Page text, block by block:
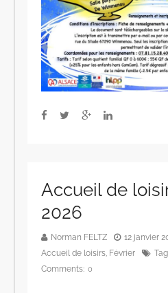
Accueil de
2026
Norman FELTZ 12 janvier
Accueil de loisirs, Février
Comments: 0